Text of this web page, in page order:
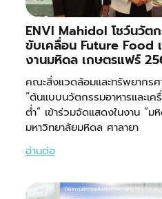
ENVI Mahidol โชว์นวัต
ขับเคลื่อน Future Food
งานมหิดล เกษตรแฟร์
คณะสิ่งแวดล้อมและทรัพยากร
“ต้นแบบนวัตกรรมอาหารและเ
ต่ำ” เข้าร่วมจัดแสดงในงาน “
มหาวิทยาลัยมหิดล ศาลายา
อ่านต่อ